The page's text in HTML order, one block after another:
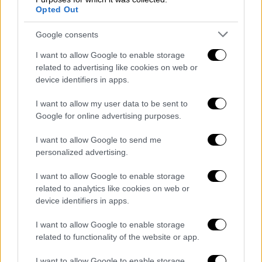
Opted Out
Google consents
I want to allow Google to enable storage
related to advertising like cookies on web or
device identifiers in apps.
I want to allow my user data to be sent to
Google for online advertising purposes.
I want to allow Google to send me
personalized advertising.
I want to allow Google to enable storage
related to analytics like cookies on web or
device identifiers in apps.
I want to allow Google to enable storage
related to functionality of the website or app.
του βρήκαν υλικό του «ΙΚ».
να μιλήσει, κατόπιν όμως περιέγραψε με
λεπτομέρειες τα σχέδιά του
. Ταυτόχρονα
ανακρίνονται ένας 15χρονος και ένας
17χρονος, οι οποίοι συνεννοούνταν μαζί του
το τελευταίο διάστημα.
τουρκικής καταγωγής και μέλος
τρομοκρατικού δικτύου στη Βιέννη, ανέφερε
στην αστυνομία ότι ο 19χρονος ασχολείτο
τελευταία πολύ με εκρηκτικά και ότι, όταν
τον ρώτησε για ποιον λόγο το έκανε,
εκείνος απάντησε: «Θα το μάθετε αργότερα».
O 17χρονος Τουρκο-κροάτης,
εργαζόταν στο στάδιο, διαπιστώθηκε ότι
ανήκει σε μια από τις συμμορίεςμεταναστών
Τσετσενία
και το